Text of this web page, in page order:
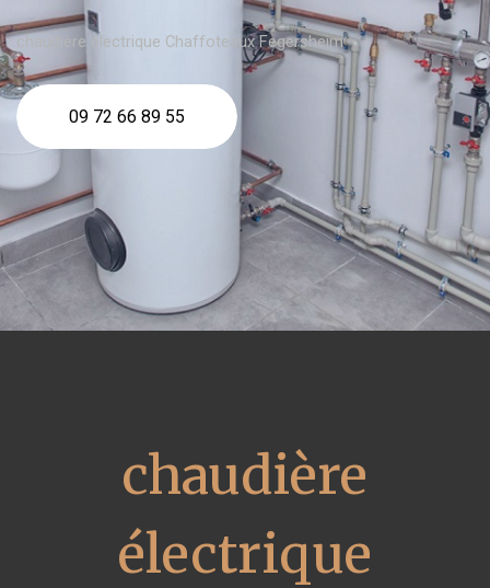
chaudière électrique Chaffoteaux Fegersheim
09 72 66 89 55
chaudière
électrique